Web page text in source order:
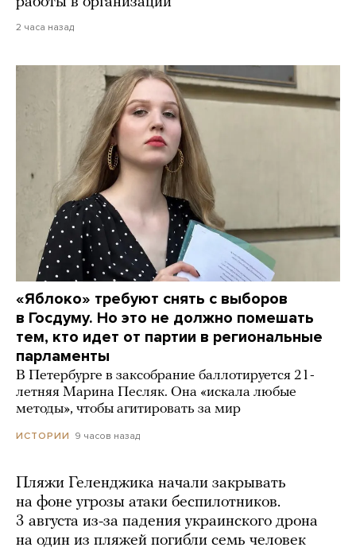
2 часа назад
«Яблоко» требуют снять с выборов
в Госдуму. Но это не должно помешать
тем, кто идет от партии в региональные
парламенты
В Петербурге в заксобрание баллотируется 21-
летняя Марина Песляк. Она «искала любые
методы», чтобы агитировать за мир
ИСТОРИИ 9 часов назад
Пляжи Геленджика начали закрывать
на фоне угрозы атаки беспилотников.
3 августа из-за падения украинского дрона
на один из пляжей погибли семь человек